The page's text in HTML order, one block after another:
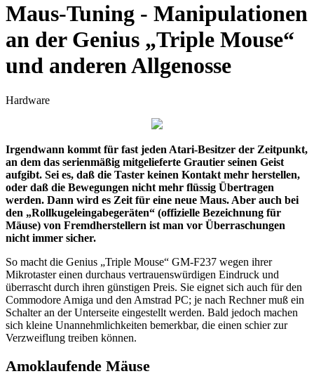
Maus-Tuning - Manipulationen
an der Genius „Triple Mouse“
und anderen Allgenosse
Hardware
Irgendwann kommt für fast jeden Atari-Besitzer der Zeitpunkt,
an dem das serienmäßig mitgelieferte Grautier seinen Geist
aufgibt. Sei es, daß die Taster keinen Kontakt mehr herstellen,
oder daß die Bewegungen nicht mehr flüssig Übertragen
werden. Dann wird es Zeit für eine neue Maus. Aber auch bei
den „Rollkugeleingabegeräten“ (offizielle Bezeichnung für
Mäuse) von Fremdherstellern ist man vor Überraschungen
nicht immer sicher.
So macht die Genius „Triple Mouse“ GM-F237 wegen ihrer
Mikrotaster einen durchaus vertrauenswürdigen Eindruck und
überrascht durch ihren günstigen Preis. Sie eignet sich auch für den
Commodore Amiga und den Amstrad PC; je nach Rechner muß ein
Schalter an der Unterseite eingestellt werden. Bald jedoch machen
sich kleine Unannehmlichkeiten bemerkbar, die einen schier zur
Verzweiflung treiben können.
Amoklaufende Mäuse